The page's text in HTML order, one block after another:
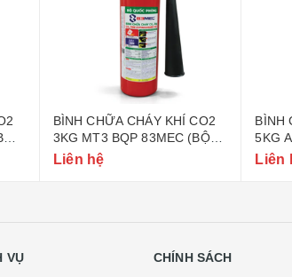
BÌNH CHỮA CHÁY KHÍ CO2
3KG MT3 BQP 83MEC (BỘ
QUỐC PHÒNG)
Liên hệ
BÌNH
5KG
CÔNG
Liên
VỤ
CHÍNH SÁCH